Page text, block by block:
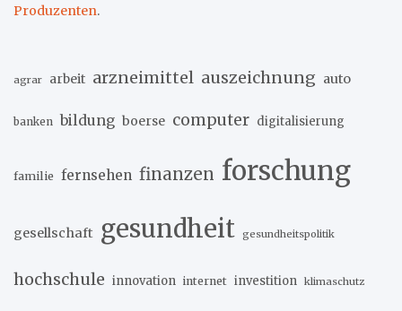
Produzenten.
agrar arbeit arzneimittel auszeichnung auto
banken bildung boerse computer digitalisierung
familie fernsehen finanzen forschung
gesellschaft gesundheit gesundheitspolitik
hochschule innovation internet investition klimaschutz